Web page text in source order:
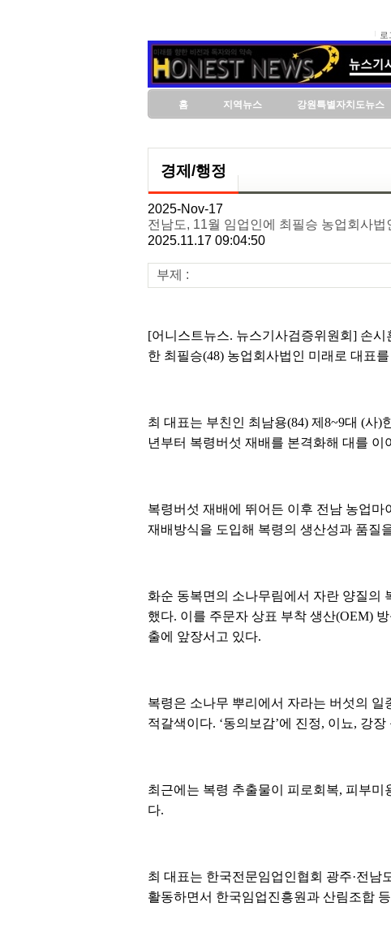
로
홈 지역뉴스 강원특별자치도뉴스
경제/행정
2025-Nov-17
전남도, 11월 임업인에 최필승 농업회사법
2025.11.17 09:04:50
부제 :
[어니스트뉴스. 뉴스기사검증위원회] 손시
한 최필승(48) 농업회사법인 미래로 대표
최 대표는 부친인 최남용(84) 제8~9대 (사
년부터 복령버섯 재배를 본격화해 대를
복령버섯 재배에 뛰어든 이후 전남 농업
재배방식을 도입해 복령의 생산성과 품질
화순 동복면의 소나무림에서 자란 양질의
했다. 이를 주문자 상표 부착 생산(OEM)
출에 앞장서고 있다.
복령은 소나무 뿌리에서 자라는 버섯의
적갈색이다. ‘동의보감’에 진정, 이뇨, 강
최근에는 복령 추출물이 피로회복, 피부
다.
최 대표는 한국전문임업인협회 광주·전
활동하면서 한국임업진흥원과 산림조합